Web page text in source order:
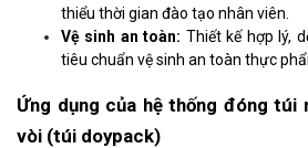
thiểu thời gian đào tạo nhân viên.
Vệ sinh an toàn: Thiết kế hợp lý,
tiêu chuẩn vệ sinh an toàn thực
Ứng dụng của hệ thống đóng túi
vòi (túi doypack)